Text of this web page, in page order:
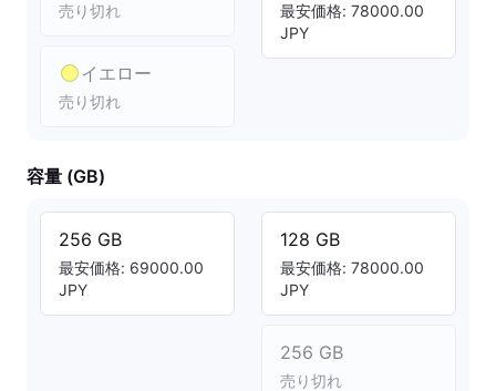
売り切れ
イエロー
売り切れ
最安価格: 78000.00
JPY
容量 (GB)
256 GB
最安価格: 69000.00
JPY
128 GB
最安価格: 78000.00
JPY
256 GB
売り切れ